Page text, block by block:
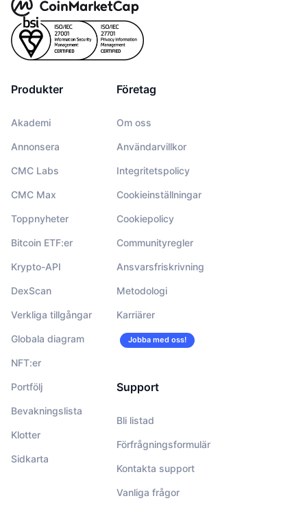
Produkter
Akademi
Annonsera
CMC Labs
CMC Max
Toppnyheter
Bitcoin ETF:er
Krypto-API
DexScan
Verkliga tillgångar
Globala diagram
NFT:er
Portfölj
Bevakningslista
Klotter
Sidkarta
Företag
Om oss
Användarvillkor
Integritetspolicy
Cookieinställningar
Cookiepolicy
Communityregler
Ansvarsfriskrivning
Metodologi
Karriärer
Jobba med oss!
Support
Bli listad
Förfrågningsformulär
Kontakta support
Vanliga frågor